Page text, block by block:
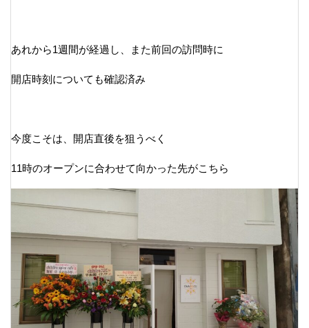
あれから1週間が経過し、また前回の訪問時に
開店時刻についても確認済み
今度こそは、開店直後を狙うべく
11時のオープンに合わせて向かった先がこちら